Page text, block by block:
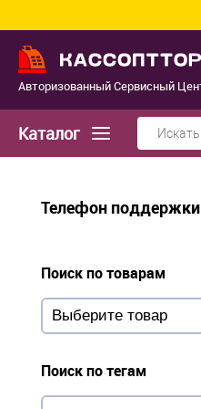
Авторизованный Сервисный
Каталог
Телефон
Поиск по товарам
Поиск по тегам